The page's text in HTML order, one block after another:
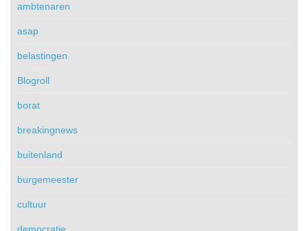
ambtenaren
asap
belastingen
Blogroll
borat
breakingnews
buitenland
burgemeester
cultuur